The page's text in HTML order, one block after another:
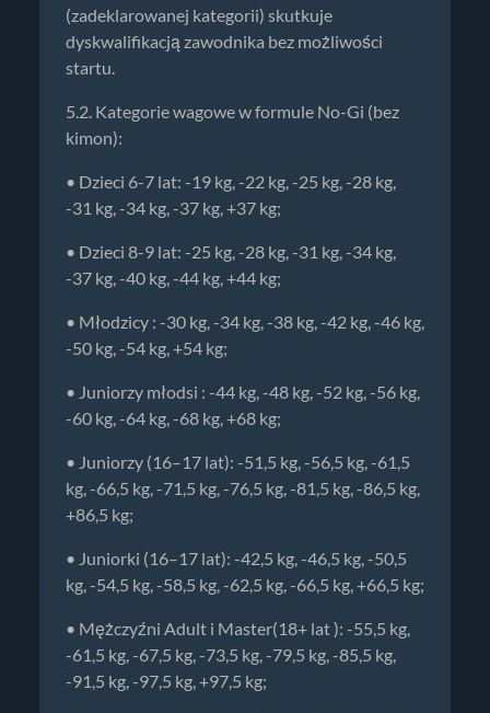
(zadeklarowanej kategorii) skutkuje
dyskwalifikacją zawodnika bez możliwości
startu.
5.2. Kategorie wagowe w formule No-Gi (bez
kimon):
• Dzieci 6-7 lat: -19 kg, -22 kg, -25 kg, -28 kg,
-31 kg, -34 kg, -37 kg, +37 kg;
• Dzieci 8-9 lat: -25 kg, -28 kg, -31 kg, -34 kg,
-37 kg, -40 kg, -44 kg, +44 kg;
• Młodzicy : -30 kg, -34 kg, -38 kg, -42 kg, -46 kg,
-50 kg, -54 kg, +54 kg;
• Juniorzy młodsi : -44 kg, -48 kg, -52 kg, -56 kg,
-60 kg, -64 kg, -68 kg, +68 kg;
• Juniorzy (16–17 lat): -51,5 kg, -56,5 kg, -61,5
kg, -66,5 kg, -71,5 kg, -76,5 kg, -81,5 kg, -86,5 kg,
+86,5 kg;
• Juniorki (16–17 lat): -42,5 kg, -46,5 kg, -50,5
kg, -54,5 kg, -58,5 kg, -62,5 kg, -66,5 kg, +66,5 kg;
• Mężczyźni Adult i Master(18+ lat ): -55,5 kg,
-61,5 kg, -67,5 kg, -73,5 kg, -79,5 kg, -85,5 kg,
-91,5 kg, -97,5 kg, +97,5 kg;